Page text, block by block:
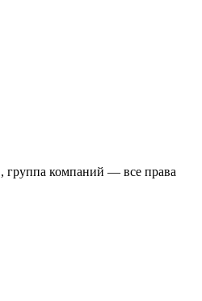
группа компаний — все права